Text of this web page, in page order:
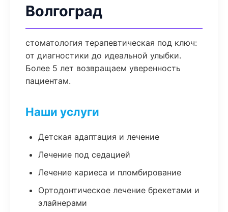
Волгоград
стоматология терапевтическая под ключ:
от диагностики до идеальной улыбки.
Более 5 лет возвращаем уверенность
пациентам.
Наши услуги
Детская адаптация и лечение
Лечение под седацией
Лечение кариеса и пломбирование
Ортодонтическое лечение брекетами и
элайнерами